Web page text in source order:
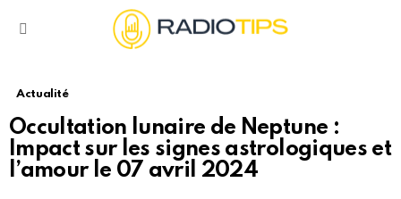
Actualité
Occultation lunaire de Neptune :
Impact sur les signes astrologiques et
l’amour le 07 avril 2024